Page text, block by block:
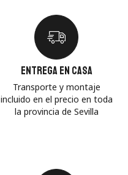
Entrega en casa
Transporte y montaje
incluido en el precio en toda
la provincia de Sevilla